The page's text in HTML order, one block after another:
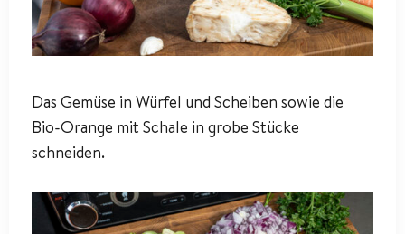
Das Gemüse in Würfel und Scheiben sowie die
Bio-Orange mit Schale in grobe Stücke
schneiden.